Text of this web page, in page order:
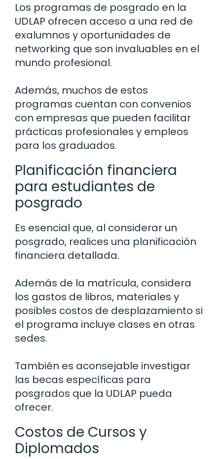
Los programas de posgrado en la
UDLAP ofrecen acceso a una red de
exalumnos y oportunidades de
networking que son invaluables en el
mundo profesional.
Además, muchos de estos
programas cuentan con convenios
con empresas que pueden facilitar
prácticas profesionales y empleos
para los graduados.
Planificación financiera
para estudiantes de
posgrado
Es esencial que, al considerar un
posgrado, realices una planificación
financiera detallada.
Además de la matrícula, considera
los gastos de libros, materiales y
posibles costos de desplazamiento si
el programa incluye clases en otras
sedes.
También es aconsejable investigar
las becas específicas para
posgrados que la UDLAP pueda
ofrecer.
Costos de Cursos y
Diplomados